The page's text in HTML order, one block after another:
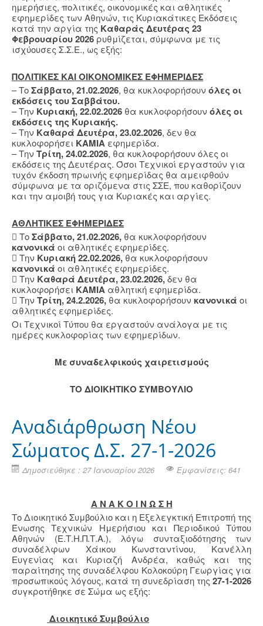
ημερήσιες, πολιτικές, οικονομικές και αθλητικές
εφημερίδες των Αθηνών, τις Κυριακάτικες Εκδόσεις
κατά την αργία της Καθαράς Δευτέρας 23
Φεβρουαρίου 2026 ρυθμίζεται, σύμφωνα με τις
ισχύουσες Σ.Σ.Ε., ως εξής:
ΠΟΛΙΤΙΚΕΣ ΚΑΙ ΟΙΚΟΝΟΜΙΚΕΣ ΕΦΗΜΕΡΙΔΕΣ
– ΤοΣάββατο, 21.02.2026, θα κυκλοφορήσουν όλες οι
εκδόσεις του Σαββάτου.
– Την Κυριακή, 22.02.2026 θα κυκλοφορήσουν όλες οι
εκδόσεις της Κυριακής.
– Την Καθαρά Δευτέρα, 23.02.2026, δεν θα
κυκλοφορήσει ΚΑΜΙΑ εφημερίδα.
– Την Τρίτη, 24.02.2026, θα κυκλοφορήσουν όλες οι
εκδόσεις της Δευτέρας. Όσοι Τεχνικοί εργαστούν για
τυχόν έκδοση πρωινής εφημερίδας θα αμειφθούν
σύμφωνα με τα οριζόμενα στις ΣΣΕ, που καθορίζουν
και την αμοιβή τους για Κυριακές και αργίες.
ΑΘΛΗΤΙΚΕΣ ΕΦΗΜΕΡΙΔΕΣ
 ΤοΣάββατο, 21.02.2026, θα κυκλοφορήσουν
κανονικά οι αθλητικές εφημερίδες.
 Την Κυριακή 22.02.2026, θα κυκλοφορήσουν
κανονικά οι αθλητικές εφημερίδες.
 Την Καθαρά Δευτέρα, 23.02.2026,δεν θα
κυκλοφορήσει ΚΑΜΙΑ αθλητική εφημερίδα.
 Την Τρίτη, 24.2.2026, θα κυκλοφορήσουν κανονικά οι
αθλητικές εφημερίδες.
Οι Τεχνικοί Τύπου θα εργαστούν ανάλογα με τις
ημέρες κυκλοφορίας των εφημερίδων.
Mε συναδελφικούς χαιρετισμούς
ΤΟ ΔΙΟΙΚΗΤΙΚΟ ΣΥΜΒΟΥΛΙΟ
Αναδιάρθρωση Νέου
Σώματος Δ.Σ. 27-1-2026
Δημοσιεύθηκε : 27 Ιανουαρίου 2026 Εμφανίσεις: 641
Α Ν Α Κ Ο Ι Ν Ω Σ Η
Το Διοικητικό Συμβούλιο και η Εξελεγκτική Επιτροπή της
Ένωσης Τεχνικών Ημερήσιου και Περιοδικού Τύπου
Αθηνών (Ε.Τ.Η.Π.Τ.Α.), λόγω συνταξιοδότησης των
συναδέλφων Χάικου Κωνσταντίνου, Κανέλλη
Ευγενίας και Κυριαζή Ανδρέα, καθώς και της
παραίτησης της συναδέλφου Κολοκούρη Γεωργίας για
προσωπικούς λόγους, κατά τη συνεδρίαση της 27-1-2026
συγκροτήθηκε σε Σώμα ως εξής:
Διοικητικό Συμβούλιο